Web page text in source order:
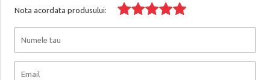
Nota acordata produsului: